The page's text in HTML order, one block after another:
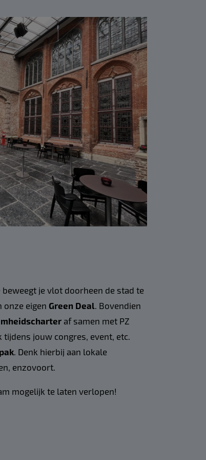
je vlot doorheen de stad te
onze eigen Green Deal . Bovendien
af samen met PZ
jouw congres, event, etc.
. Denk hierbij aan lokale
enzovoort.
mogelijk te laten verlopen!